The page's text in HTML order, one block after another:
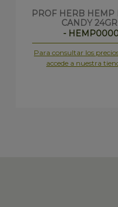
PROF HERB HEMP
CANDY 24GR
-
Para consultar los
accede a nuestra